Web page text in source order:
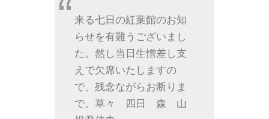
来る七日の紅葉館のお知
らせを有難うございまし
た。然し当日生憎差し支
えで欠席いたしますの
で、残念ながらお断りま
で。草々 四日 森 山